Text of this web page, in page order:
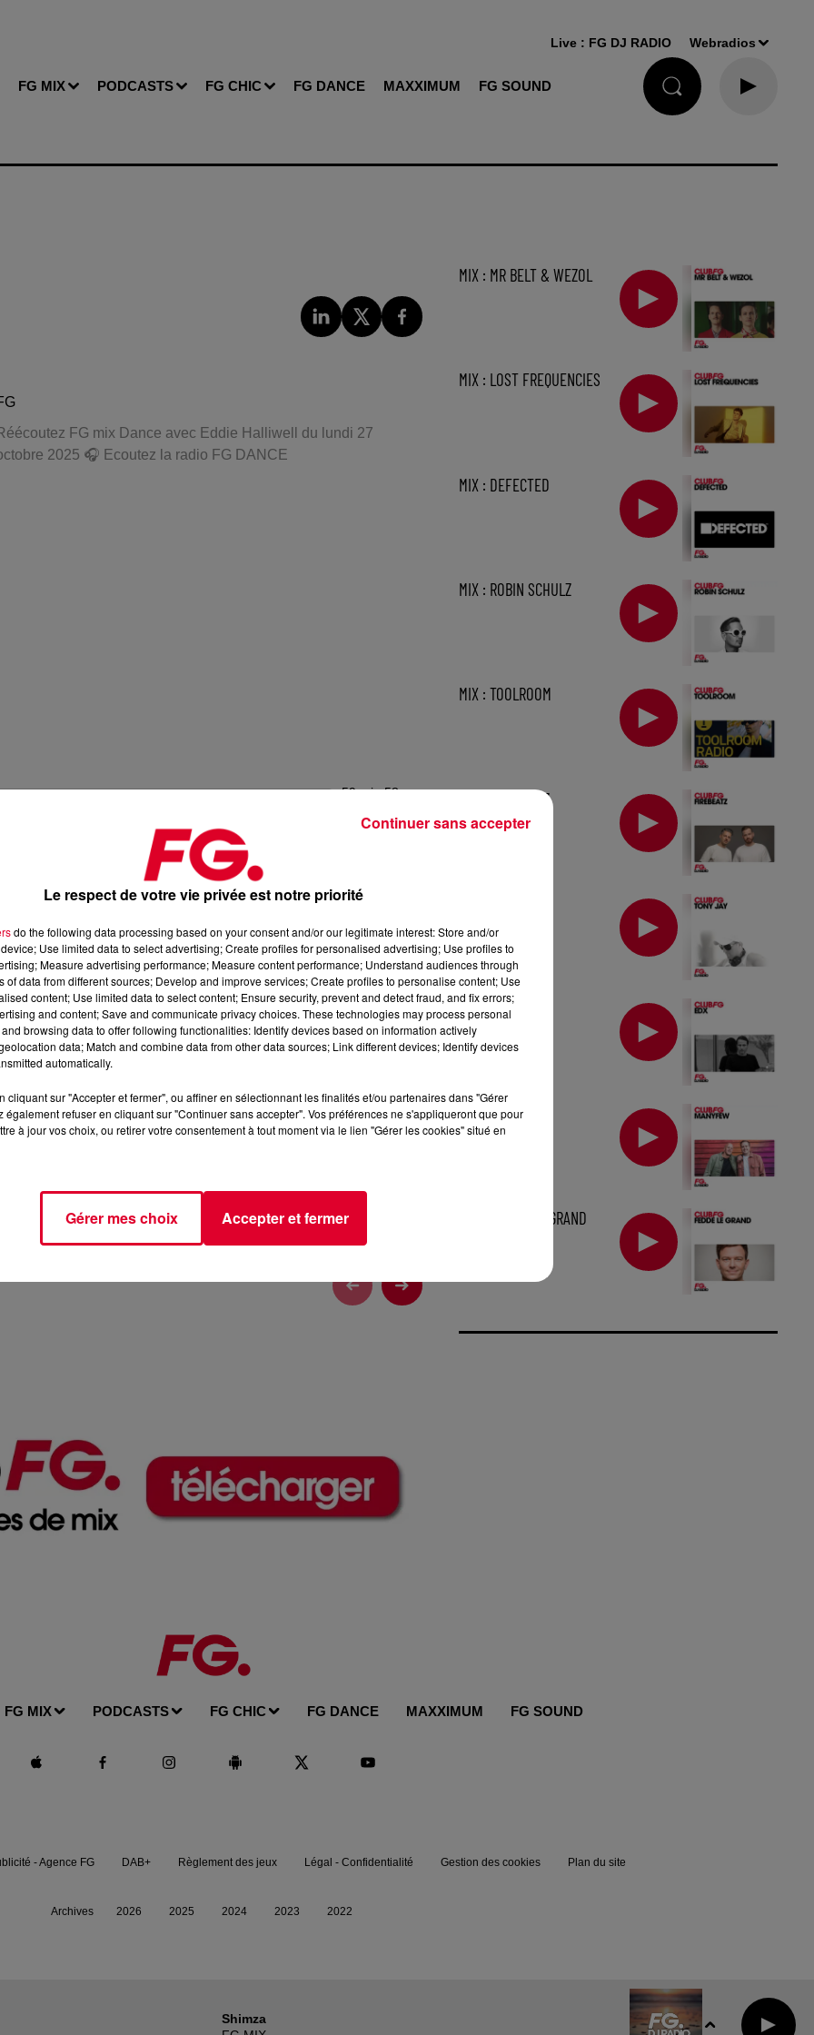
FG MIX PODCASTS FG CHIC FG DANCE MAXXIMUM FG SOUND
Live : FG DJ RADIO Webradios
FG mix Dance avec Eddie Halliwell du lundi 27
2025 🎧 Ecoutez la radio FG DANCE
59 min 58 sec
octobre 2025
, 📱 et sur l’Application FG (IOShttps://urlz.fr/hhZxGoogle
rave et tech-house
MIX : MR BELT & WEZOL
MIX : LOST FREQUENCIES
MIX : DEFECTED
MIX : ROBIN SCHULZ
MIX : TOOLROOM
MIX : FIREBEATZ
MIX : EDX
MIX : MANYFEW
MIX : FEDDE LE GRAND
FG MIX PODCASTS FG CHIC FG DANCE MAXXIMUM FG SOUND
Shimza
- Agence FG DAB+ Règlement des jeux Légal - Confidentialité Gestion des cookies Plan du site
Archives 2026 2025 2024 2023 2022
Le respect de votre vie privée est notre priorité
do the following data processing based on your consent and/or our legitimate interest: Store and/or
Use limited data to select advertising; Create profiles for personalised advertising; Use profiles to
Measure advertising performance; Measure content performance; Understand audiences through
of data from different sources; Develop and improve services; Create profiles to personalise content; Use
content; Use limited data to select content; Ensure security, prevent and detect fraud, and fix errors;
and content; Save and communicate privacy choices. These technologies may process personal
browsing data to offer following functionalities: Identify devices based on information actively
data; Match and combine data from other data sources; Link different devices; Identify devices
automatically.
cliquant sur "Accepter et fermer", ou affiner en sélectionnant les finalités et/ou partenaires dans "Gérer
également refuser en cliquant sur "Continuer sans accepter". Vos préférences ne s'appliqueront que pour
à jour vos choix, ou retirer votre consentement à tout moment via le lien "Gérer les cookies" situé en
Gérer mes choix Accepter et fermer
Continuer sans accepter